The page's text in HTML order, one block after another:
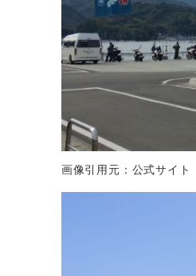
画像引用元：公式サイト